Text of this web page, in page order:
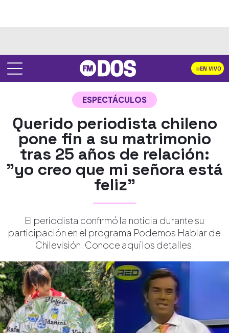
EN VIVO
ESPECTÁCULOS
Querido periodista chileno
pone fin a su matrimonio
tras 25 años de relación:
"yo creo que mi señora está
feliz"
El periodista confirmó la noticia durante su
participación en el programa Podemos Hablar de
Chilevisión. Conoce aquí los detalles.